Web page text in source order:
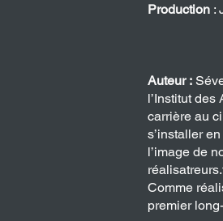
Production :
Auteur :
l’Institut
carrière au
s’installer
l’image de
Comme
premier